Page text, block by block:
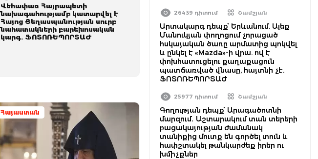
Վեհափառ Հայրապետի
նախագահությամբ կատարվել է
Հայոց Ցեղասպանության սուրբ
նահատակների բարեխոսական
կարգ. ՖՈՏՈՌԵՊՈՐՏԱԺ
Հայաստան
26439 դիտում Շամշյան
Արտակարգ դեպք՝ Երևանում. Ալեք
Մանուկյան փողոցում չորացած
հսկայական ծառը արմատից պոկվել
և ընկել է «Mazda»-ի վրա. ով է
փոխհատուցելու քաղաքացուն
պատճառված վնասը, հայտնի չէ.
ՖՈՏՈՌԵՊՈՐՏԱԺ
25977 դիտում Շամշյան
Գողության դեպք՝ Արագածոտնի
մարզում․ Աշտարակում տան տերերի
բացակայության ժամանակ
տանիքից մուտք են գործել տուն և
հափշտակել թանկարժեք իրեր ու
խմիչքներ